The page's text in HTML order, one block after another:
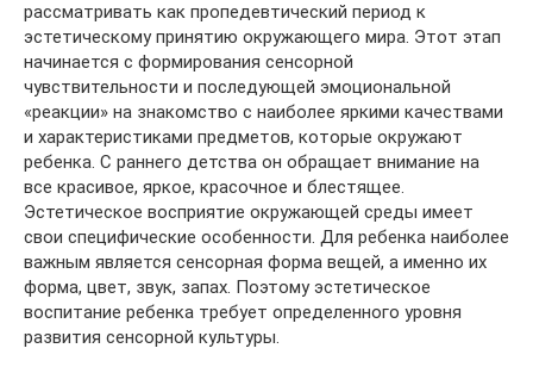
рассматривать как пропедевтический период к
эстетическому принятию окружающего мира. Этот этап
начинается с формирования сенсорной
чувствительности и последующей эмоциональной
«реакции» на знакомство с наиболее яркими качествами
и характеристиками предметов, которые окружают
ребенка. С раннего детства он обращает внимание на
все красивое, яркое, красочное и блестящее.
Эстетическое восприятие окружающей среды имеет
свои специфические особенности. Для ребенка наиболее
важным является сенсорная форма вещей, а именно их
форма, цвет, звук, запах. Поэтому эстетическое
воспитание ребенка требует определенного уровня
развития сенсорной культуры.